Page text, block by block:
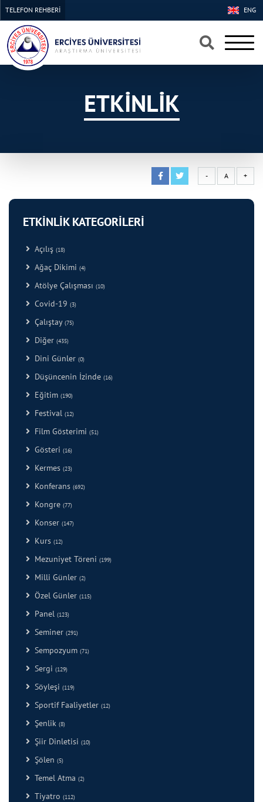
×
×
ENG
TELEFON REHBERİ
ETKİNLİK
- A +
ETKİNLİK KATEGORİLERİ
Açılış (18)
Ağaç Dikimi (4)
Atölye Çalışması (10)
Covid-19 (3)
Çalıştay (75)
Diğer (435)
Dini Günler (0)
Düşüncenin İzinde (16)
Eğitim (190)
Festival (12)
Film Gösterimi (51)
Gösteri (16)
Kermes (23)
Konferans (692)
Kongre (77)
Konser (147)
Kurs (12)
Mezuniyet Töreni (199)
Milli Günler (2)
Özel Günler (115)
Panel (123)
Seminer (291)
Sempozyum (71)
Sergi (129)
Söyleşi (119)
Sportif Faaliyetler (12)
Şenlik (8)
Şiir Dinletisi (10)
Şölen (5)
Temel Atma (2)
Tiyatro (112)